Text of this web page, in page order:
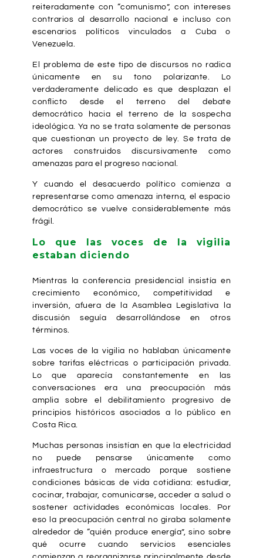
reiteradamente con “comunismo”, con intereses
contrarios al desarrollo nacional e incluso con
escenarios políticos vinculados a Cuba o
Venezuela.
El problema de este tipo de discursos no radica
únicamente en su tono polarizante. Lo
verdaderamente delicado es que desplazan el
conflicto desde el terreno del debate
democrático hacia el terreno de la sospecha
ideológica. Ya no se trata solamente de personas
que cuestionan un proyecto de ley. Se trata de
actores construidos discursivamente como
amenazas para el progreso nacional.
Y cuando el desacuerdo político comienza a
representarse como amenaza interna, el espacio
democrático se vuelve considerablemente más
frágil.
Lo que las voces de la vigilia
estaban diciendo
Mientras la conferencia presidencial insistía en
crecimiento económico, competitividad e
inversión, afuera de la Asamblea Legislativa la
discusión seguía desarrollándose en otros
términos.
Las voces de la vigilia no hablaban únicamente
sobre tarifas eléctricas o participación privada.
Lo que aparecía constantemente en las
conversaciones era una preocupación más
amplia sobre el debilitamiento progresivo de
principios históricos asociados a lo público en
Costa Rica.
Muchas personas insistían en que la electricidad
no puede pensarse únicamente como
infraestructura o mercado porque sostiene
condiciones básicas de vida cotidiana: estudiar,
cocinar, trabajar, comunicarse, acceder a salud o
sostener actividades económicas locales. Por
eso la preocupación central no giraba solamente
alrededor de “quién produce energía”, sino sobre
qué ocurre cuando servicios esenciales